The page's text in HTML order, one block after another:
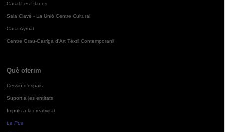
Casal Les Planes
Sala Clavé - La Unió Centre Cultural
Casa Aymat
Centre Grau-Garriga d'Art Tèxtil Contemporani
Què oferim
Cessió d'espais
Suport a les entitats
Impuls a la creativitat
La Pua